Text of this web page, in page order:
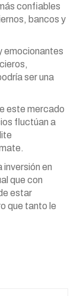
confiables
bancos y
emocionantes
ser una
este mercado
fluctúan a
inversión en
que con
estar
que tanto le